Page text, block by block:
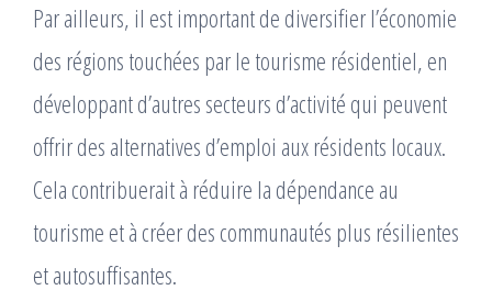
Par ailleurs, il est important de diversifier l’économie
des régions touchées par le tourisme résidentiel, en
développant d’autres secteurs d’activité qui peuvent
offrir des alternatives d’emploi aux résidents locaux.
Cela contribuerait à réduire la dépendance au
tourisme et à créer des communautés plus résilientes
et autosuffisantes.